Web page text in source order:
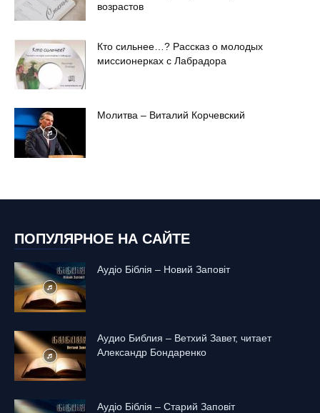
возрастов
Кто сильнее…? Рассказ о молодых
миссионерках с Лабрадора
Молитва – Виталий Корчевский
ПОПУЛЯРНОЕ НА САЙТЕ
Аудіо Біблія – Новий Заповіт
Аудио Библия – Ветхий Завет, читает
Александр Бондаренко
Аудіо Біблія – Старий Заповіт